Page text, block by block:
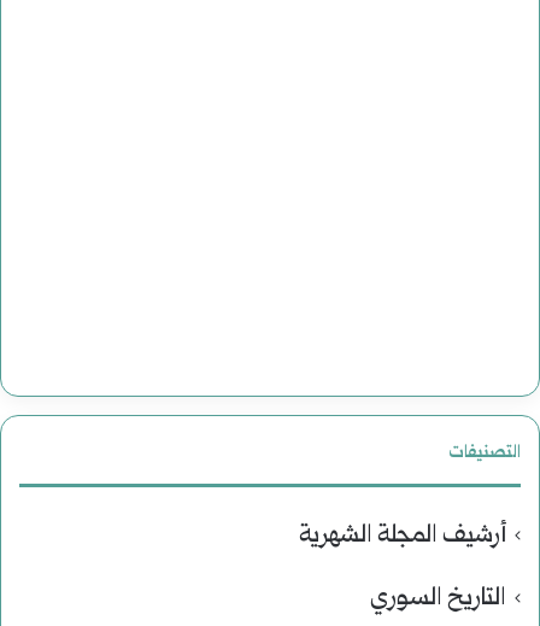
التصنيفات
أرشيف المجلة الشهرية
التاريخ السوري